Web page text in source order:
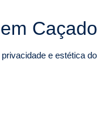
e estética